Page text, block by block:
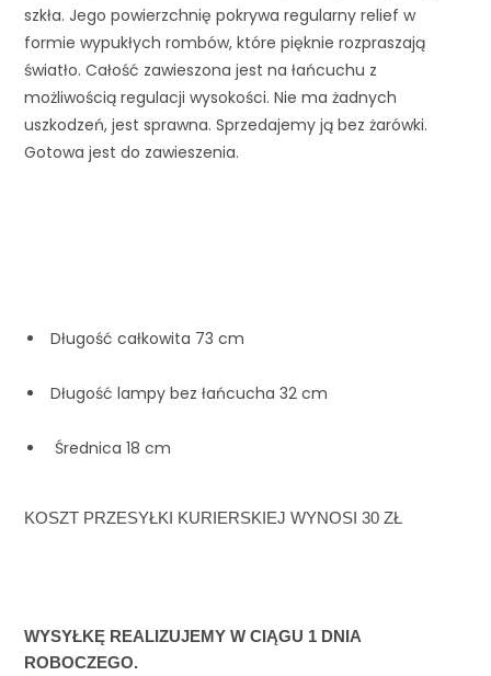
szkła. Jego powierzchnię pokrywa regularny relief w
formie wypukłych rombów, które pięknie rozpraszają
światło. Całość zawieszona jest na łańcuchu z
możliwością regulacji wysokości. Nie ma żadnych
uszkodzeń, jest sprawna. Sprzedajemy ją bez żarówki.
Gotowa jest do zawieszenia.
Długość całkowita 73 cm
Długość lampy bez łańcucha 32 cm
  Średnica 18 cm
KOSZT PRZESYŁKI KURIERSKIEJ WYNOSI 30 ZŁ
WYSYŁKĘ REALIZUJEMY W CIĄGU 1 DNIA
ROBOCZEGO.